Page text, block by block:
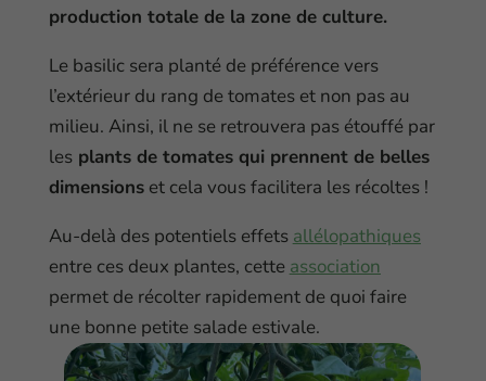
production totale de la zone de culture.
Le basilic sera planté de préférence vers
l’extérieur du rang de tomates et non pas au
milieu. Ainsi, il ne se retrouvera pas étouffé par
lesplants de tomates qui prennent de belles
dimensionset cela vous facilitera les récoltes !
Au-delà des potentiels effets allélopathiques
entre ces deux plantes, cette association
permet de récolter rapidement de quoi faire
une bonne petite salade estivale.